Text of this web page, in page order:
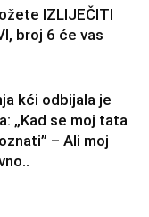
IZLIJEČITI
broj 6 će vas
kći odbijala je
„Kad se moj tata
– Ali moj